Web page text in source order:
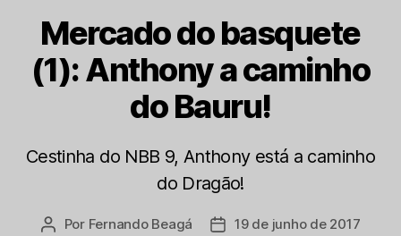
Mercado do basquete
(1): Anthony a caminho
do Bauru!
Cestinha do NBB 9, Anthony está a caminho
do Dragão!
Autor
Por Fernando Beagá
Data19 de junho de 2017